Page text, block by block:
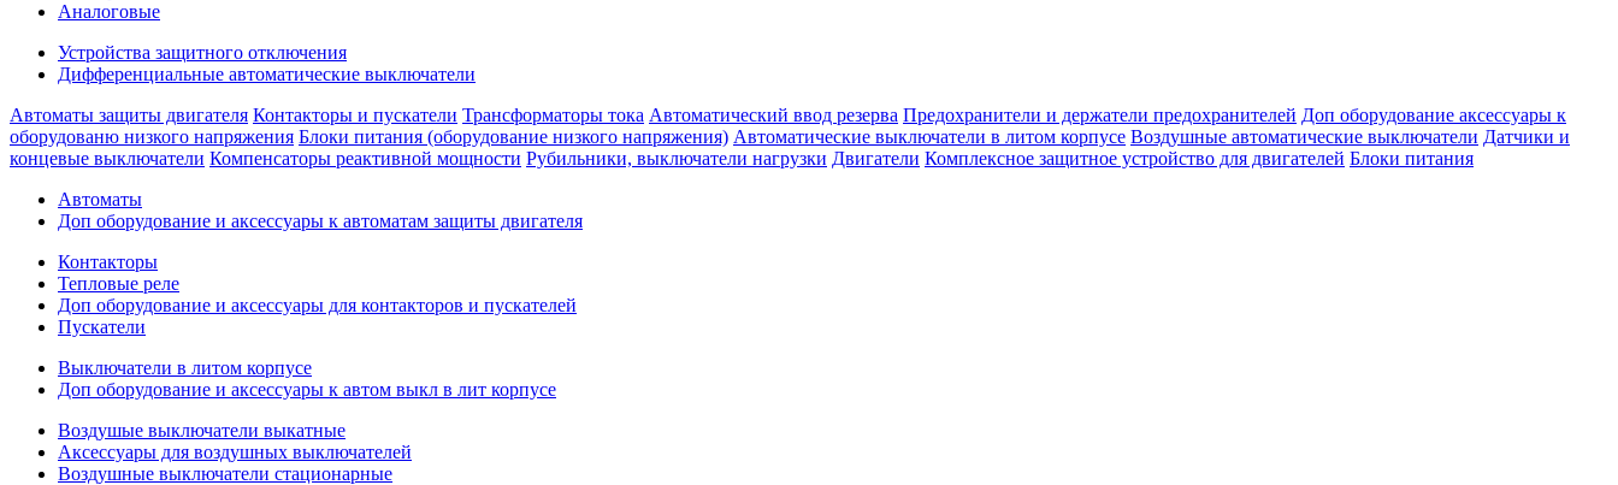
Аналоговые
Устройства защитного отключения
Дифференциальные автоматические выключатели
Автоматы защиты двигателя Контакторы и пускатели Трансформаторы тока Автоматический ввод резерва Предохранители и держатели предохранителей Доп оборудование аксессуары к
оборудованю низкого напряжения Блоки питания (оборудование низкого напряжения) Автоматические выключатели в литом корпусе Воздушные автоматические выключатели Датчики и
концевые выключатели Компенсаторы реактивной мощности Рубильники, выключатели нагрузки Двигатели Комплексное защитное устройство для двигателей Блоки питания
Автоматы
Доп оборудование и аксессуары к автоматам защиты двигателя
Контакторы
Тепловые реле
Доп оборудование и аксессуары для контакторов и пускателей
Пускатели
Выключатели в литом корпусе
Доп оборудование и аксессуары к автом выкл в лит корпусе
Воздушые выключатели выкатные
Аксессуары для воздушных выключателей
Воздушные выключатели стационарные